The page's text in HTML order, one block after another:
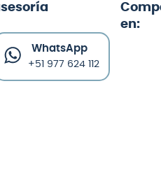
WhatsApp
+51 977 624 112